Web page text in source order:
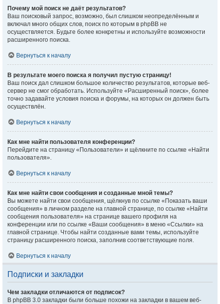
Почему мой поиск не даёт результатов?
Ваш поисковый запрос, возможно, был слишком неопределённым и
включал много общих слов, поиск по которым в phpBB не
осуществляется. Будьте более конкретны и используйте возможности
расширенного поиска.
Вернуться к началу
В результате моего поиска я получил пустую страницу!
Ваш поиск дал слишком большое количество результатов, которые веб-
сервер не смог обработать. Используйте «Расширенный поиск», более
точно задавайте условия поиска и форумы, на которых он должен быть
осуществлён.
Вернуться к началу
Как мне найти пользователя конференции?
Перейдите на страницу «Пользователи» и щёлкните по ссылке «Найти
пользователя».
Вернуться к началу
Как мне найти свои сообщения и созданные мной темы?
Вы можете найти свои сообщения, щёлкнув по ссылке «Показать ваши
сообщения» в личном разделе на главной странице, по ссылке «Найти
сообщения пользователя» на странице вашего профиля на
конференции или по ссылке «Ваши сообщения» в меню «Ссылки» на
главной странице. Чтобы найти созданные вами темы, используйте
страницу расширенного поиска, заполнив соответствующие поля.
Вернуться к началу
Подписки и закладки
Чем закладки отличаются от подписок?
В phpBB 3.0 закладки были больше похожи на закладки в вашем веб-